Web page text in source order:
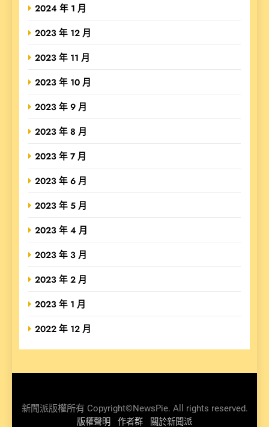
2024 年 1 月
2023 年 12 月
2023 年 11 月
2023 年 10 月
2023 年 9 月
2023 年 8 月
2023 年 7 月
2023 年 6 月
2023 年 5 月
2023 年 4 月
2023 年 3 月
2023 年 2 月
2023 年 1 月
2022 年 12 月
新聞派版權所有 Copyright©NewsPie. All rights reserved.
版權聲明 作者群 關於新聞派